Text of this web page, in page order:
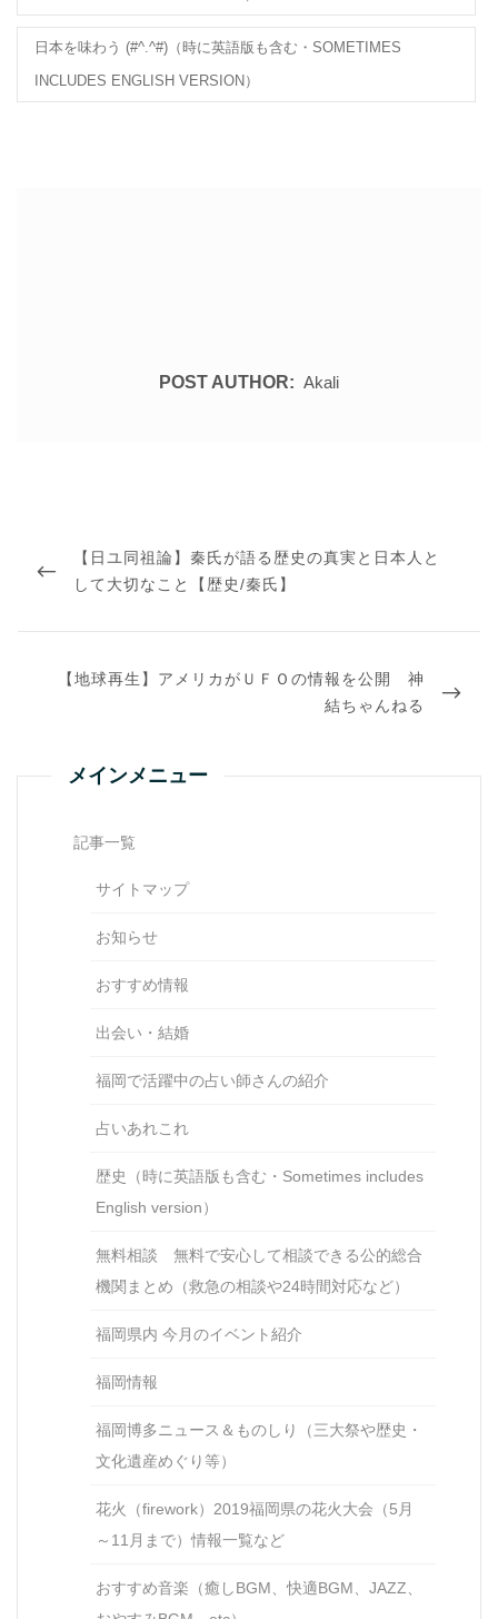
日本を味わう (#^.^#)（時に英語版も含む・SOMETIMES
INCLUDES ENGLISH VERSION）
POST AUTHOR: Akali
PREVIOUS
POST
【日ユ同祖論】秦氏が語る歴史の真実と日本人と
して大切なこと【歴史/秦氏】
NEXT
【地球再生】アメリカがＵＦＯの情報を公開 神
結ちゃんねる
メインメニュー
記事一覧
サイトマップ
お知らせ
おすすめ情報
出会い・結婚
福岡で活躍中の占い師さんの紹介
占いあれこれ
歴史（時に英語版も含む・Sometimes includes
English version）
無料相談 無料で安心して相談できる公的総合
機関まとめ（救急の相談や24時間対応など）
福岡県内 今月のイベント紹介
福岡情報
福岡博多ニュース＆ものしり（三大祭や歴史・
文化遺産めぐり等）
花火（firework）2019福岡県の花火大会（5月
～11月まで）情報一覧など
おすすめ音楽（癒しBGM、快適BGM、JAZZ、